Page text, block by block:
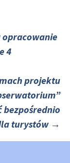
4
projektu
turystów →